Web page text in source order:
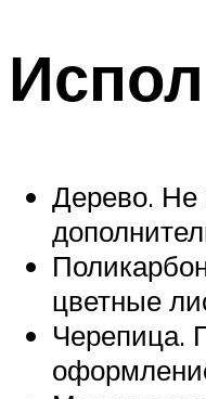
Дерево. Не
цветные
Черепица.